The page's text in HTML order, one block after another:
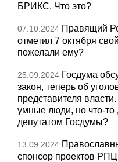
БРИКС. Что это?
07.10.2024 Правящий
отметил 7 октября
пожелали ему?
25.09.2024 Госдума
закон, теперь об
представителя
умные люди, но что-то
депутатом Госдумы?
13.09.2024
спонсор проектов